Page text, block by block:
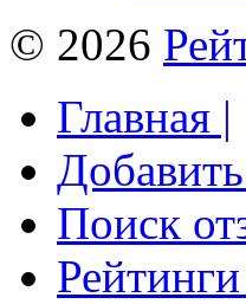
© 2026
Главная |
Поиск
Рейтинги